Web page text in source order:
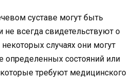
суставе могут быть
всегда свидетельствуют о
случаях они могут
определенных состояний или
требуют медицинского